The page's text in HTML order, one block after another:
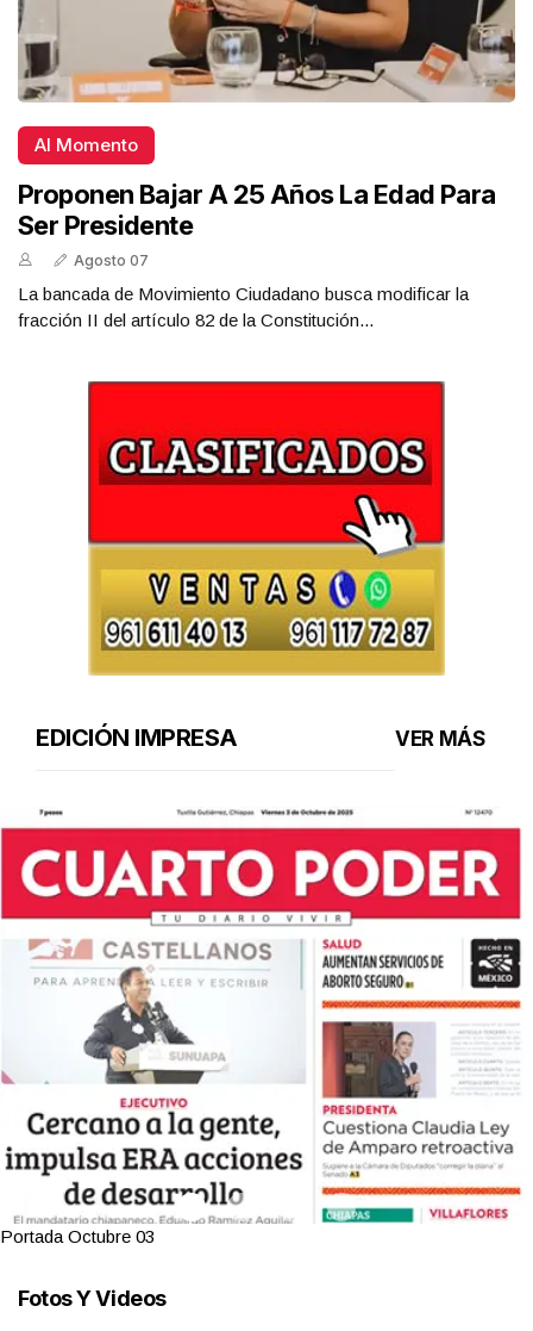
Al Momento
Proponen Bajar A 25 Años La Edad Para
Ser Presidente
Agosto 07
La bancada de Movimiento Ciudadano busca modificar la
fracción II del artículo 82 de la Constitución...
EDICIÓN IMPRESA VER MÁS
Portada Octubre 03
Fotos Y Videos